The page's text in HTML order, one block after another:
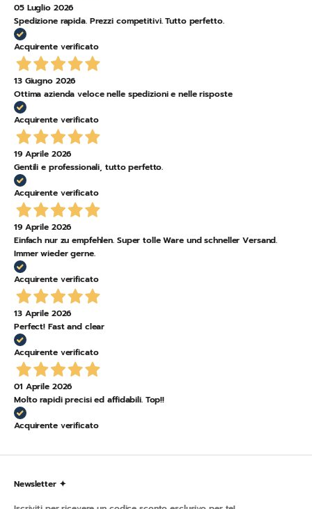
05 Luglio 2026
Spedizione rapida. Prezzi competitivi. Tutto perfetto.
Acquirente verificato
13 Giugno 2026
Ottima azienda veloce nelle spedizioni e nelle risposte
Acquirente verificato
19 Aprile 2026
Gentili e professionali, tutto perfetto.
Acquirente verificato
19 Aprile 2026
Einfach nur zu empfehlen. Super tolle Ware und schneller Versand.
Immer wieder gerne.
Acquirente verificato
13 Aprile 2026
Perfect! Fast and clear
Acquirente verificato
01 Aprile 2026
Molto rapidi precisi ed affidabili. Top!!
Acquirente verificato
Newsletter ✦